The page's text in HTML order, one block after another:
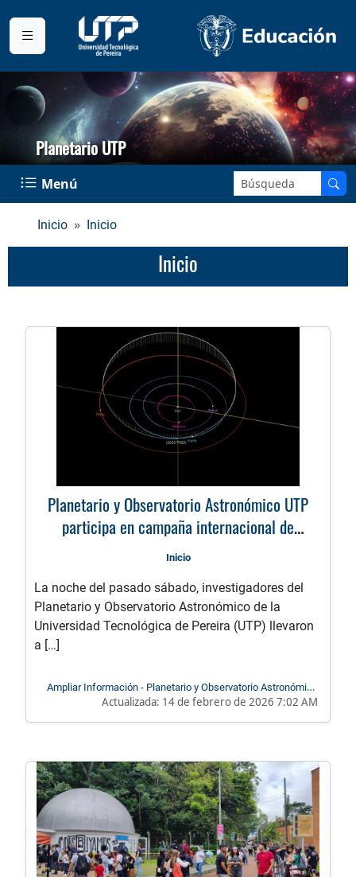
Planetario UTP
Menú Buscar en el sitio:
Inicio Inicio
Inicio
Planetario y Observatorio Astronómico UTP
participa en campaña internacional de
observación del asteroide potencialmente
Inicio
La noche del pasado sábado, investigadores del
Planetario y Observatorio Astronómico de la
Universidad Tecnológica de Pereira (UTP) llevaron
a […]
Ampliar Información - Planetario y Observatorio Astronómico
UTP participa en campaña internacional de observación del
Actualizada: 14 de febrero de 2026 7:02 AM